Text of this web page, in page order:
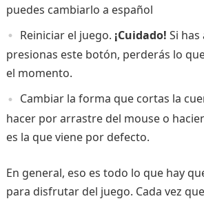
puedes cambiarlo a español
Reiniciar el juego. ¡Cuidado! Si has
presionas este botón, perderás lo
el momento.
Cambiar la forma que cortas la
hacer por arrastre del mouse o
es la que viene por defecto.
En general, eso es todo lo que hay
para disfrutar del juego. Cada vez